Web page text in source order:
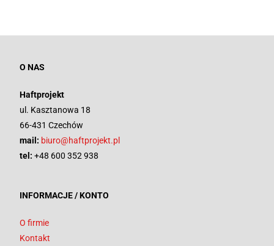
O NAS
Haftprojekt
ul. Kasztanowa 18
66-431 Czechów
mail: biuro@haftprojekt.pl
tel: +48 600 352 938
INFORMACJE / KONTO
O firmie
Kontakt